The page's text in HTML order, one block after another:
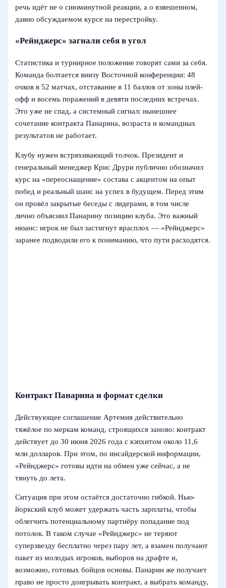
речь идёт не о сиюминутной реакции, а о взвешенном,
давно обсуждаемом курсе на перестройку.
«Рейнджерс» загнали себя в угол
Статистика и турнирное положение говорят сами за себя.
Команда болтается внизу Восточной конференции: 48
очков в 52 матчах, отставание в 11 баллов от зоны плей-
офф и восемь поражений в девяти последних встречах.
Это уже не спад, а системный сигнал: нынешнее
сочетание контракта Панарина, возраста и командных
результатов не работает.
Клубу нужен встряхивающий толчок. Президент и
генеральный менеджер Крис Друри публично обозначил
курс на «переоснащение» состава с акцентом на опыт
побед и реальный шанс на успех в будущем. Перед этим
он провёл закрытые беседы с лидерами, в том числе
лично объяснил Панарину позицию клуба. Это важный
нюанс: игрок не был застигнут врасплох — «Рейнджерс»
заранее подводили его к пониманию, что пути расходятся.
Контракт Панарина и формат сделки
Действующее соглашение Артемия действительно
тяжёлое по меркам команд, строящихся заново: контракт
действует до 30 июня 2026 года с кэпхитом около 11,6
млн долларов. При этом, по инсайдерской информации,
«Рейнджерс» готовы идти на обмен уже сейчас, а не
тянуть до лета.
Ситуация при этом остаётся достаточно гибкой. Нью-
йоркский клуб может удержать часть зарплаты, чтобы
облегчить потенциальному партнёру попадание под
потолок. В таком случае «Рейнджерс» не теряют
суперзвезду бесплатно через пару лет, а взамен получают
пакет из молодых игроков, выборов на драфте и,
возможно, готовых бойцов основы. Панарин же получает
право не просто доигрывать контракт, а выбрать команду,